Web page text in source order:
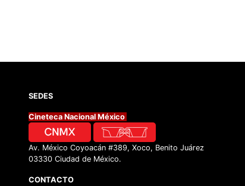
SEDES
Cineteca Nacional México
Av. México Coyoacán #389, Xoco, Benito Juárez
03330 Ciudad de México.
CONTACTO